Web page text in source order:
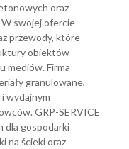
oraz
swojej ofercie
przewody, które
obiektów
mediów. Firma
granulowane,
wydajnym
GRP-SERVICE
dla gospodarki
na ścieki oraz